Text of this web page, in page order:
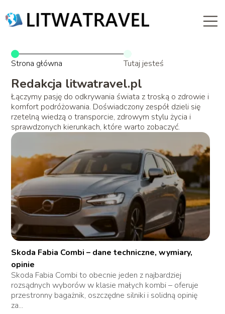
Strona główna Tutaj jesteś
Redakcja litwatravel.pl
Łączymy pasję do odkrywania świata z troską o zdrowie i
komfort podróżowania. Doświadczony zespół dzieli się
rzetelną wiedzą o transporcie, zdrowym stylu życia i
sprawdzonych kierunkach, które warto zobaczyć.
Skoda Fabia Combi – dane techniczne, wymiary,
opinie
Skoda Fabia Combi to obecnie jeden z najbardziej
rozsądnych wyborów w klasie małych kombi – oferuje
przestronny bagażnik, oszczędne silniki i solidną opinię
za...